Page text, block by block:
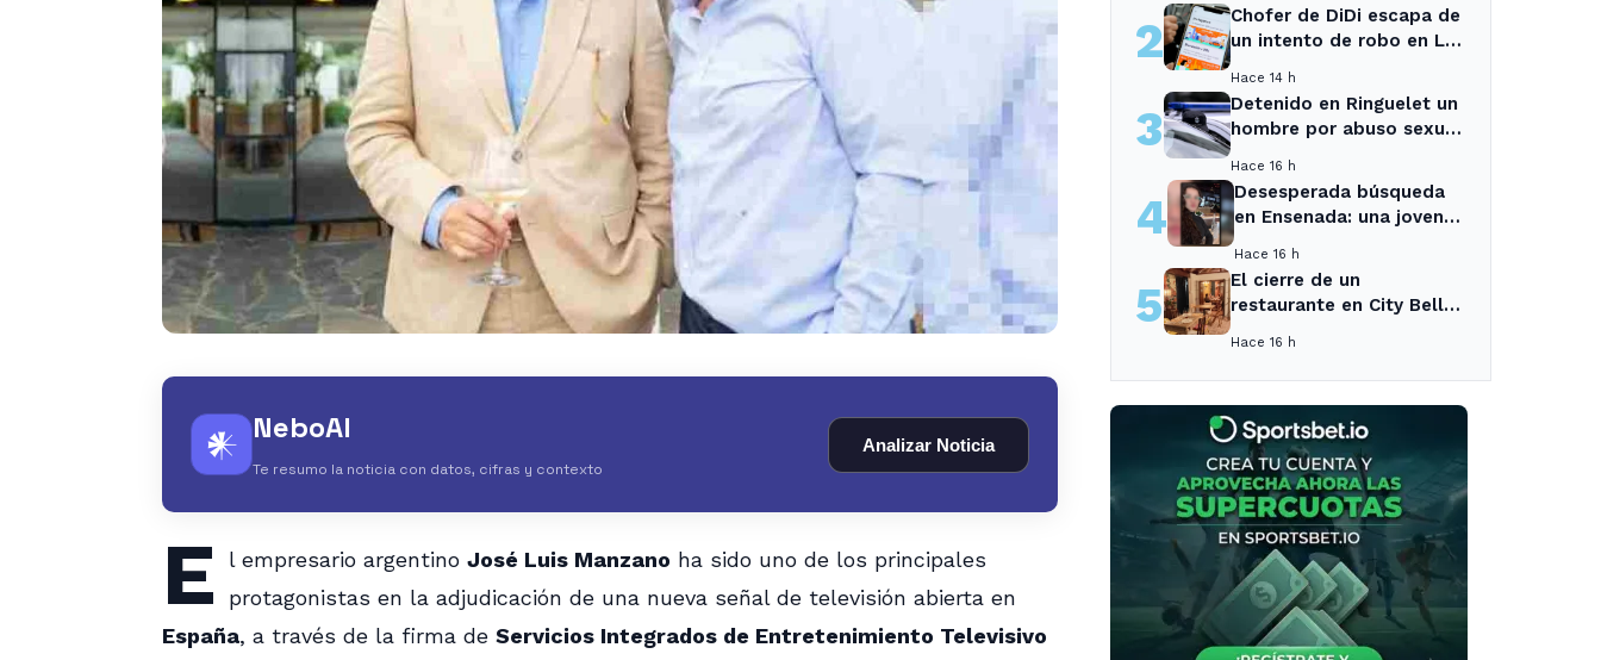
𒀭 NeboAI
Te resumo la noticia con datos, cifras y contexto
Analizar Noticia
E l empresario argentino José Luis Manzano ha sido uno de los principales
protagonistas en la adjudicación de una nueva señal de televisión abierta en
España, a través de la firma de Servicios Integrados de Entretenimiento Televisivo
2
Chofer de DiDi escapa de
un intento de robo en La
Hace 14 h
3
Detenido en Ringuelet un
hombre por abuso sexual
Hace 16 h
4
Desesperada búsqueda
en Ensenada: una joven
Hace 16 h
5
El cierre de un
restaurante en City Bell
Hace 16 h